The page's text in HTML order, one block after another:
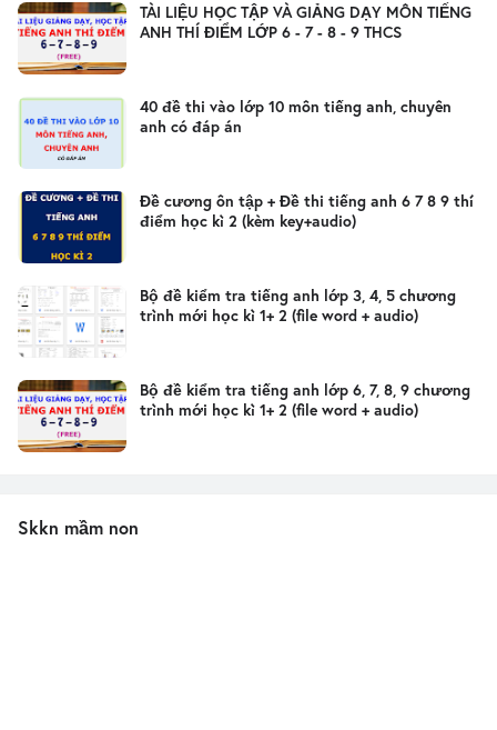
TÀI LIỆU HỌC TẬP VÀ GIẢNG DẠY MÔN TIẾNG
ANH THÍ ĐIỂM LỚP 6 - 7 - 8 - 9 THCS
40 đề thi vào lớp 10 môn tiếng anh, chuyên
anh có đáp án
Đề cương ôn tập + Đề thi tiếng anh 6 7 8 9 thí
điểm học kì 2 (kèm key+audio)
Bộ đề kiểm tra tiếng anh lớp 3, 4, 5 chương
trình mới học kì 1+ 2 (file word + audio)
Bộ đề kiểm tra tiếng anh lớp 6, 7, 8, 9 chương
trình mới học kì 1+ 2 (file word + audio)
Skkn mầm non